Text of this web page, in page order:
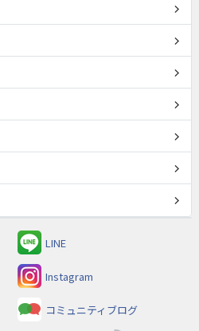
LINE
Instagram
コミュニティブログ